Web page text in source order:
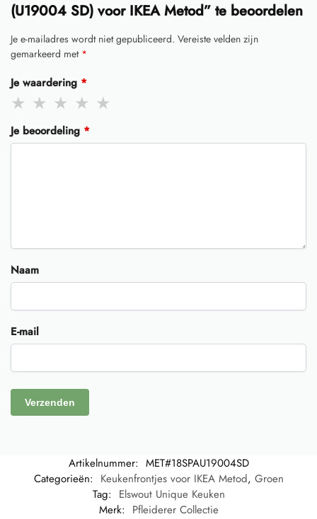
(U19004 SD) voor IKEA Metod” te beoordelen
Je e-mailadres wordt niet gepubliceerd. Vereiste velden zijn
gemarkeerd met *
Je waardering *
Je beoordeling *
Naam
E-mail
Artikelnummer: MET#18SPAU19004SD
Categorieën: Keukenfrontjes voor IKEA Metod, Groen
Tag: Elswout Unique Keuken
Merk: Pfleiderer Collectie